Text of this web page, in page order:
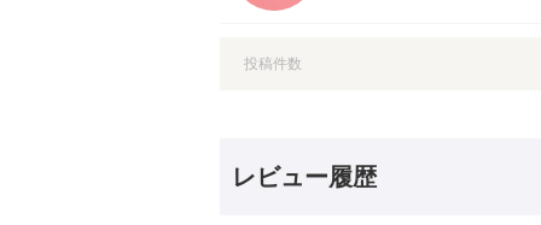
投稿件数
レビュー履歴